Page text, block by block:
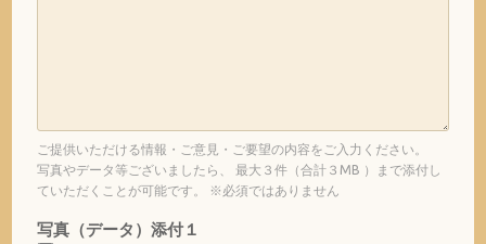
ご提供いただける情報・ご意見・ご要望の内容をご入力ください。
写真やデータ等ございましたら、 最大３件（合計３MB ）まで添付し
ていただくことが可能です。 ※必須ではありません
写真（データ）添付１